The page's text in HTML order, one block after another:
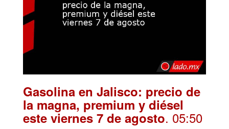
Gasolina en Jalisco: precio de
la magna, premium y diésel
este viernes 7 de agosto. 05:50